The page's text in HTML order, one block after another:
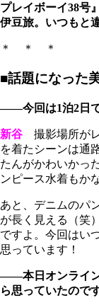
プレイボーイ38号
伊豆旅。いつもと
＊ ＊ ＊
■話題になった
――今回は1泊2日で
新谷 撮影場所が
を着たシーンは通
たんがかわいかっ
ンピース水着もか
あと、デニムのパ
が長く見える（笑
ですよ。今回はい
思っています！
――本日オンライン
ら思っていたので